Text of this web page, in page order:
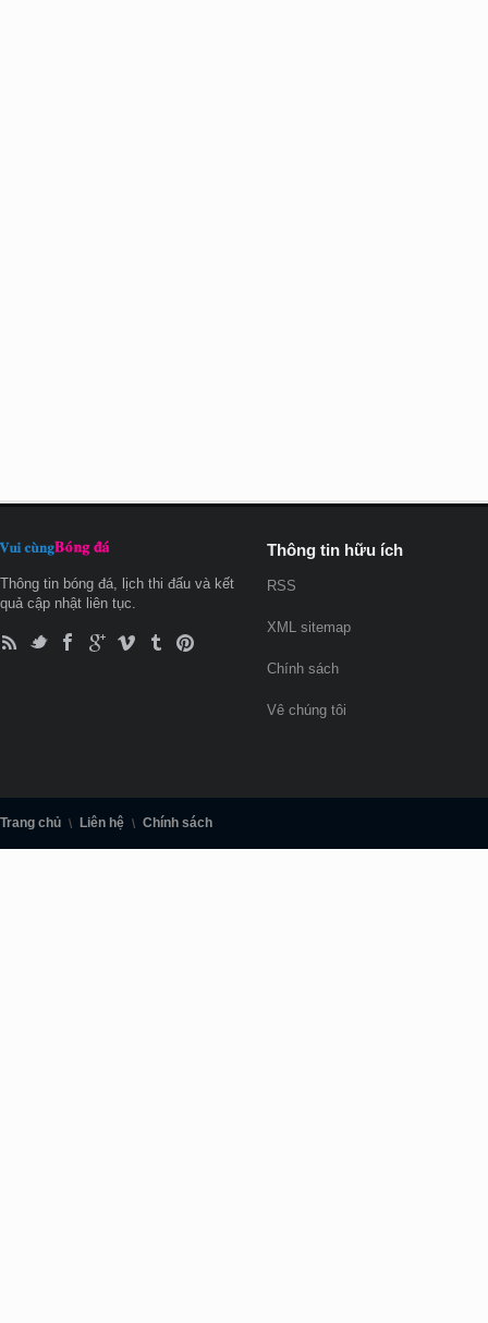
Thông tin bóng đá, lịch thi đấu và kết
quả cập nhật liên tục.
Thông tin hữu ích
RSS
XML sitemap
Chính sách
Vê chúng tôi
Trang chủ Liên hệ Chính sách